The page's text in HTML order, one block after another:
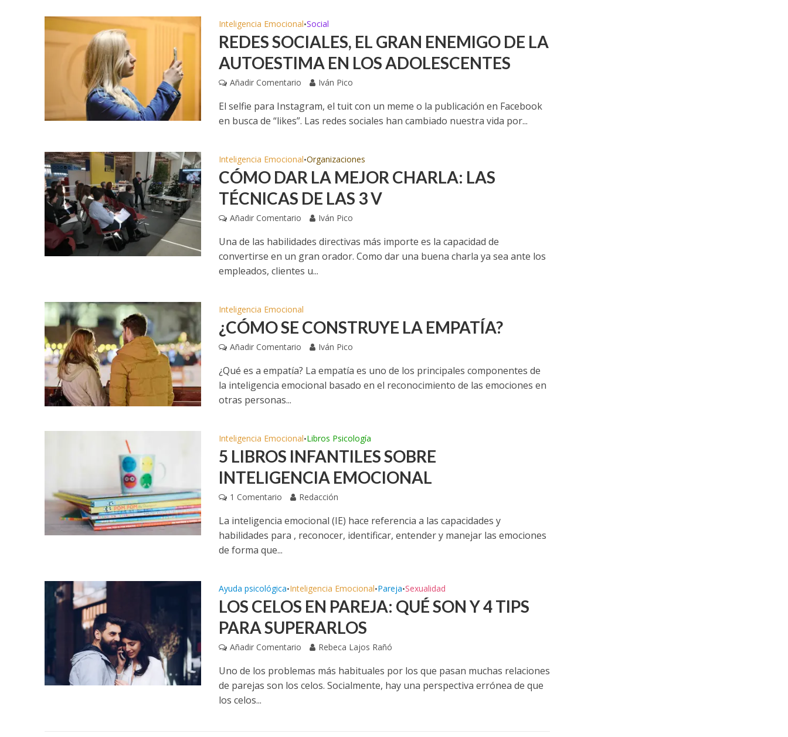
Inteligencia Emocional•Social
REDES SOCIALES, EL GRAN ENEMIGO DE LA
AUTOESTIMA EN LOS ADOLESCENTES
Añadir Comentario Iván Pico
El selfie para Instagram, el tuit con un meme o la publicación en Facebook
en busca de “likes”. Las redes sociales han cambiado nuestra vida por...
Inteligencia Emocional•Organizaciones
CÓMO DAR LA MEJOR CHARLA: LAS
TÉCNICAS DE LAS 3 V
Añadir Comentario Iván Pico
Una de las habilidades directivas más importe es la capacidad de
convertirse en un gran orador. Como dar una buena charla ya sea ante los
empleados, clientes u...
Inteligencia Emocional
¿CÓMO SE CONSTRUYE LA EMPATÍA?
Añadir Comentario Iván Pico
¿Qué es a empatía? La empatía es uno de los principales componentes de
la inteligencia emocional basado en el reconocimiento de las emociones en
otras personas...
Inteligencia Emocional•Libros Psicología
5 LIBROS INFANTILES SOBRE
INTELIGENCIA EMOCIONAL
1 Comentario Redacción
La inteligencia emocional (IE) hace referencia a las capacidades y
habilidades para , reconocer, identificar, entender y manejar las emociones
de forma que...
Ayuda psicológica•Inteligencia Emocional•Pareja•Sexualidad
LOS CELOS EN PAREJA: QUÉ SON Y 4 TIPS
PARA SUPERARLOS
Añadir Comentario Rebeca Lajos Rañó
Uno de los problemas más habituales por los que pasan muchas relaciones
de parejas son los celos. Socialmente, hay una perspectiva errónea de que
los celos...